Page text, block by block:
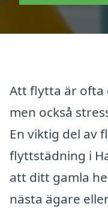
Att flytta är ofta
men också
En viktig del av
flyttstädning i
att ditt gamla
nästa ägare